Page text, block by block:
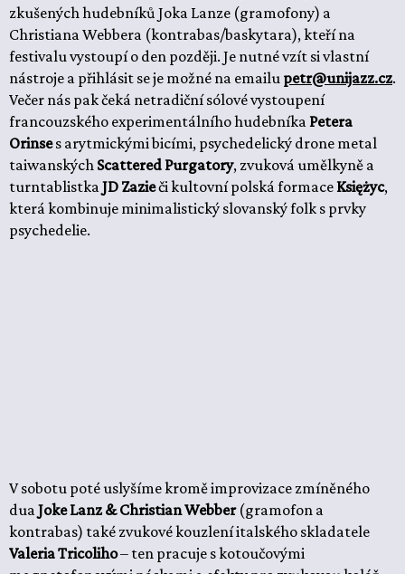
zkušených hudebníků Joka Lanze (gramofony) a
Christiana Webbera (kontrabas/baskytara), kteří na
festivalu vystoupí o den později. Je nutné vzít si vlastní
nástroje a přihlásit se je možné na emailu petr@unijazz.cz.
Večer nás pak čeká netradiční sólové vystoupení
francouzského experimentálního hudebníka Petera
Orinses arytmickými bicími, psychedelický drone metal
taiwanských Scattered Purgatory, zvuková umělkyně a
turntablistka JD Zazieči kultovní polská formace Księżyc,
která kombinuje minimalistický slovanský folk s prvky
psychedelie.
V sobotu poté uslyšíme kromě improvizace zmíněného
dua Joke Lanz & Christian Webber(gramofon a
kontrabas) také zvukové kouzlení italského skladatele
Valeria Tricoliho– ten pracuje s kotoučovými